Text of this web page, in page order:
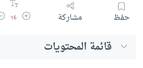
حفظ مشاركة زيادة حجم
16
قائمة المحتويات